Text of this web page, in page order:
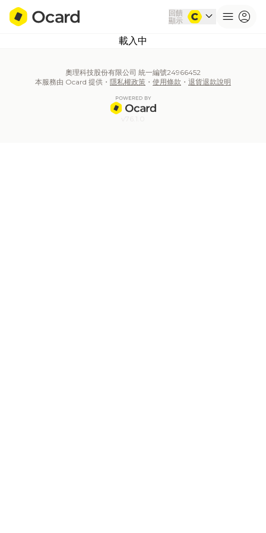
回饋
顯示
expand_more menu account_circle
載入中
奧理科技股份有限公司 統一編號24966452
本服務由 Ocard 提供・ 隱私權政策 ・ 使用條款 ・ 退貨退款說明